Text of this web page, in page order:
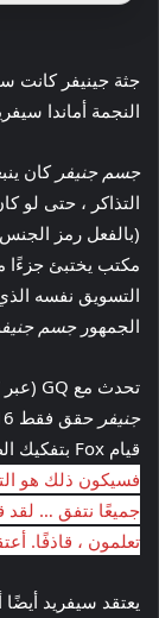
جثة جينيفر كانت
النجمة أماندا
جسم جنيفر كان
التذاكر ، حتى لو
(بالفعل رمز
مكتب يختبئ جزءًا
التسويق نفسه
الجمهورجسم
تحدث مع GQ (عبر EW) ، قالت أماندا سيفريد إن السبب
جنيفر
قيام Fox بتفكيك الطريق إلى الجماهير.
فسيكون ذلك هو
جميعًا نتفق … لقد
تعلمون ، قاذفًا.
يعتقد سيفريد